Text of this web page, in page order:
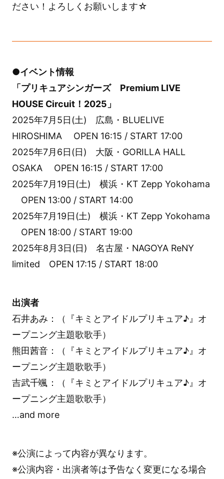
ださい！よろしくお願いします☆
●イベント情報
「プリキュアシンガーズ Premium LIVE
HOUSE Circuit！2025」
2025年7月5日(土) 広島・BLUELIVE
HIROSHIMA OPEN 16:15 / START 17:00
2025年7月6日(日) 大阪・GORILLA HALL
OSAKA OPEN 16:15 / START 17:00
2025年7月19日(土) 横浜・KT Zepp Yokohama
OPEN 13:00 / START 14:00
2025年7月19日(土) 横浜・KT Zepp Yokohama
OPEN 18:00 / START 19:00
2025年8月3日(日) 名古屋・NAGOYA ReNY
limited OPEN 17:15 / START 18:00
出演者
石井あみ：（『キミとアイドルプリキュア♪』オ
ープニング主題歌歌手）
熊田茜音：（『キミとアイドルプリキュア♪』オ
ープニング主題歌歌手）
吉武千颯：（『キミとアイドルプリキュア♪』オ
ープニング主題歌歌手）
…and more
※公演によって内容が異なります。
※公演内容・出演者等は予告なく変更になる場合